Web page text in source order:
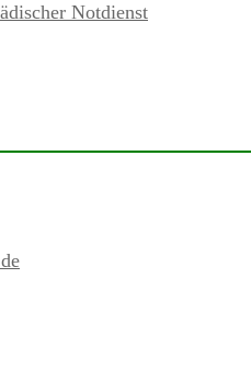
Notdienst